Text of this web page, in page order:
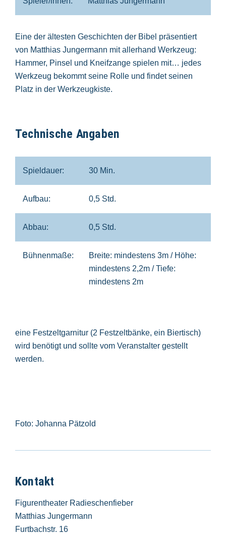
Eine der ältesten Geschichten der Bibel präsentiert
von Matthias Jungermann mit allerhand Werkzeug:
Hammer, Pinsel und Kneifzange spielen mit… jedes
Werkzeug bekommt seine Rolle und findet seinen
Platz in der Werkzeugkiste.
Technische Angaben
Spieldauer: 30 Min.
Aufbau: 0,5 Std.
Abbau: 0,5 Std.
Bühnenmaße:
Breite: mindestens 3m / Höhe:
mindestens 2,2m / Tiefe:
mindestens 2m
eine Festzeltgarnitur (2 Festzeltbänke, ein Biertisch)
wird benötigt und sollte vom Veranstalter gestellt
werden.
Foto: Johanna Pätzold
Kontakt
Figurentheater Radieschenfieber
Matthias Jungermann
Furtbachstr. 16